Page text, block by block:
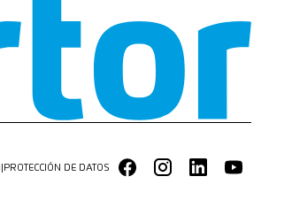
PROTECCIÓN DE DATOS